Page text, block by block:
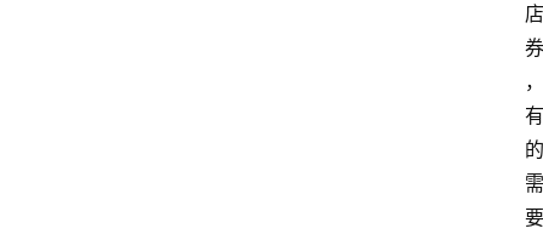
店
券
，
有
的
需
要